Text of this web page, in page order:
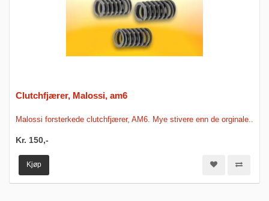
Clutchfjærer, Malossi, am6
Malossi forsterkede clutchfjærer, AM6. Mye stivere enn de orginale..
Kr. 150,-
Kjøp